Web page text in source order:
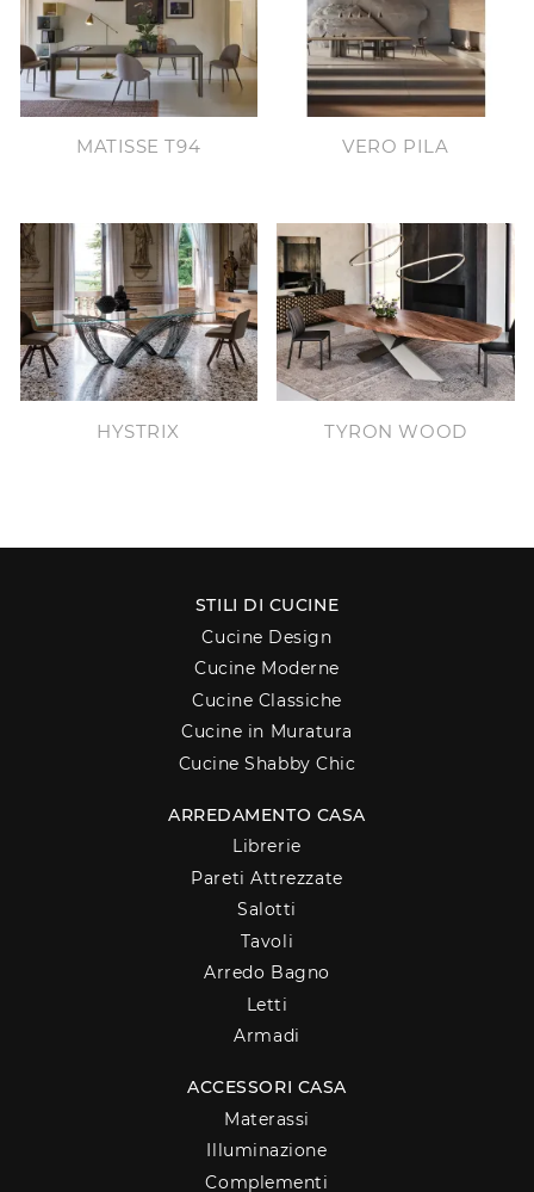
MATISSE T94 VERO PILA
HYSTRIX TYRON WOOD
STILI DI CUCINE
Cucine Design
Cucine Moderne
Cucine Classiche
Cucine in Muratura
Cucine Shabby Chic
ARREDAMENTO CASA
Librerie
Pareti Attrezzate
Salotti
Tavoli
Arredo Bagno
Letti
Armadi
ACCESSORI CASA
Materassi
Illuminazione
Complementi